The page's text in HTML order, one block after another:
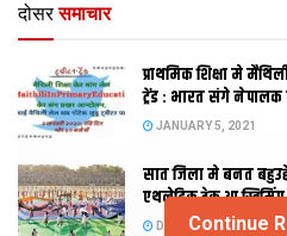
दोसर समाचार
प्राथमिक शि‍क्षा मे
ट्रेंड : भारत संगे
JANUARY 5, 2021
सात जिला मे बनत
एथलेटिक ट्रेक आ
DECEMBER 26, 2020
Continue